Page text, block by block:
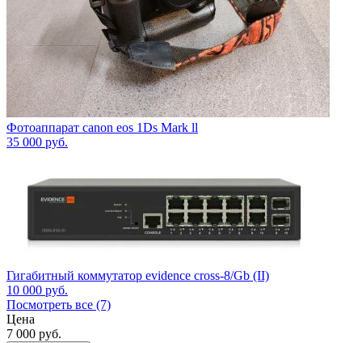
Фотоаппарат canon eos 1Ds Mark ll
35 000 руб.
Гигабитный коммутатор evidence cross-8/Gb (II)
10 000 руб.
Посмотреть все (7)
Цена
7 000 руб.